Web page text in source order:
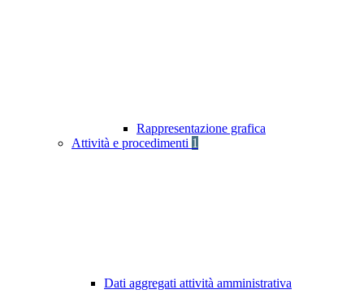
Rappresentazione grafica
Attività e procedimenti 1
Dati aggregati attività amministrativa